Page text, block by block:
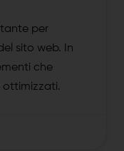
per
sito web. In
che
ottimizzati.